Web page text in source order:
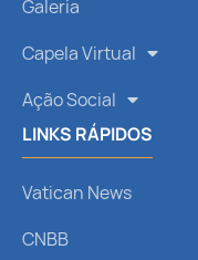
Galeria
Capela Virtual
Ação Social
LINKS RÁPIDOS
Vatican News
CNBB